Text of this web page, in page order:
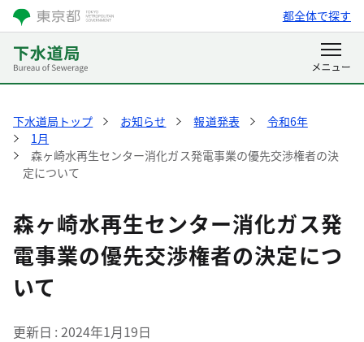
都全体で探す
下水道局トップ お知らせ 報道発表
令和6年
1月
森ヶ崎水再生センター消化ガス発電事業の優先交渉権者の決
定について
森ヶ崎水再生センター消化ガス発
電事業の優先交渉権者の決定につ
いて
更新日 2024年1月19日